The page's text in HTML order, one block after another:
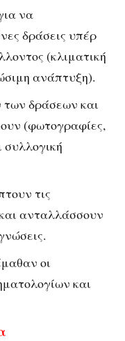
να
δράσεις υπέρ
(κλιματική
ανάπτυξη).
των δράσεων και
(φωτογραφίες,
συλλογική
τις
ανταλλάσσουν
οι
και